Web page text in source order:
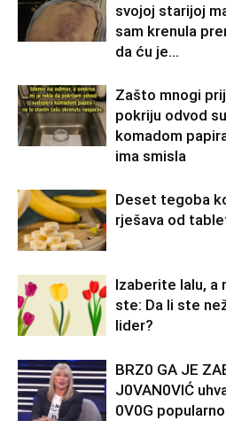
svojoj starijoj
sam krenula
da ću je...
Zašto mnogi
pokriju odvod
komadom
ima smisla
Deset tegoba
rješava od
Izaberite lalu, a
ste: Da li ste
lider?
BRZ0 GA JE
J0VAN0VIĆ
0V0G